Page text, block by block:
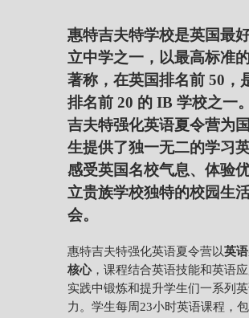
惠特吉夫特学校是英国最
立中学之一，以最高标准
著称，在英国排名前 50，
排名前 20 的 IB 学校之一
吉夫特强化英语夏令营为
生提供了独一无二的学习英
感受英国名校气息、体验
立贵族学校独特的校园生
会。
惠特吉夫特强化英语夏令营以英
核心，课程结合英语技能和英语
实践中锻炼和提升学生们一系列
力。学生每周23小时英语课程，